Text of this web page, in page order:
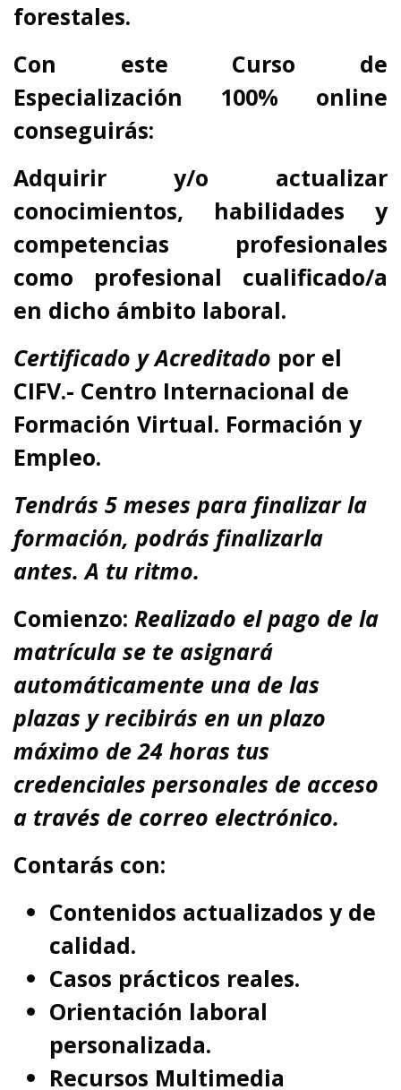
forestales.
Con este Curso de
Especialización 100% online
conseguirás:
Adquirir y/o actualizar
conocimientos, habilidades y
competencias profesionales
como profesional cualificado/a
en dicho ámbito laboral.
Certificado y Acreditado por el
CIFV.- Centro Internacional de
Formación Virtual. Formación y
Empleo.
Tendrás 5 meses para finalizar la
formación, podrás finalizarla
antes. A tu ritmo.
Comienzo: Realizado el pago de la
matrícula se te asignará
automáticamente una de las
plazas y recibirás en un plazo
máximo de 24 horas tus
credenciales personales de acceso
a través de correo electrónico.
Contarás con:
Contenidos actualizados y de
calidad.
Casos prácticos reales.
Orientación laboral
personalizada.
Recursos Multimedia